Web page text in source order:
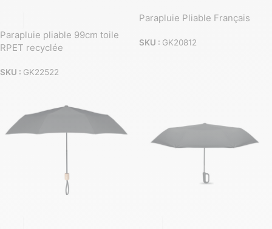
Parapluie pliable 99cm toile
RPET recyclée
SKU : GK22522
Parapluie Pliable Français
SKU : GK20812